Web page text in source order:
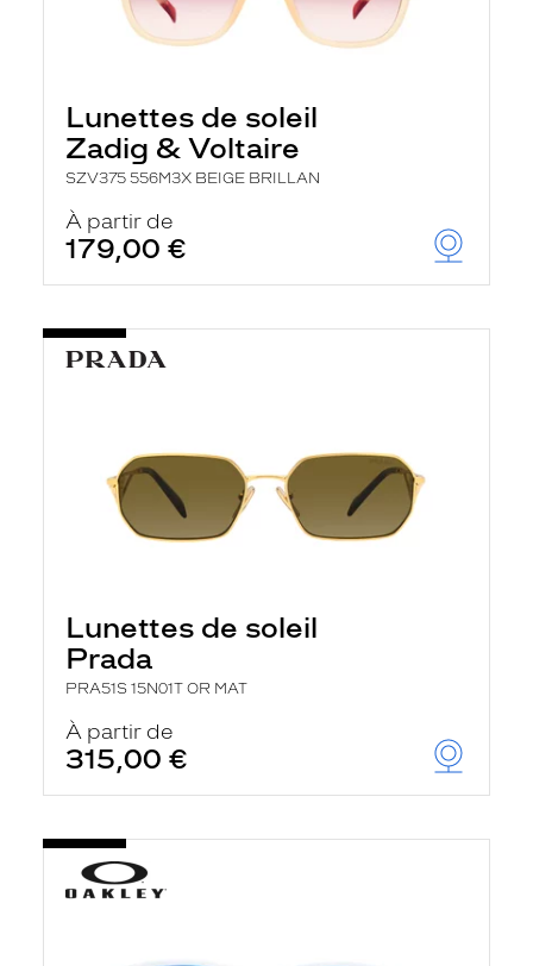
Lunettes de soleil
Zadig & Voltaire
SZV375 556M3X BEIGE BRILLAN
À partir de
179,00 €
Lunettes de soleil
Prada
PRA51S 15N01T OR MAT
À partir de
315,00 €